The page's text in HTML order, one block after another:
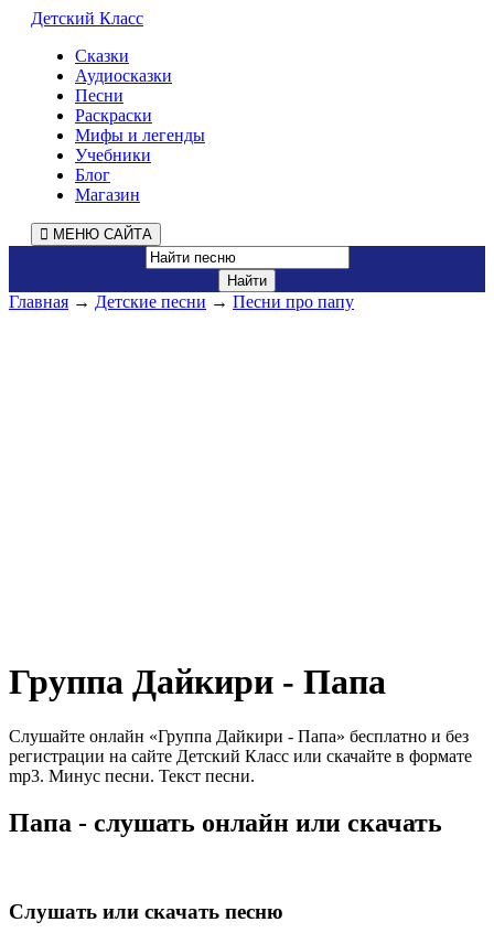
Детский Класс
Сказки
Аудиосказки
Песни
Раскраски
Мифы и легенды
Учебники
Блог
Магазин
МЕНЮ САЙТА
Главная → Детские песни → Песни про папу
Группа Дайкири - Папа
Слушайте онлайн «Группа Дайкири - Папа» бесплатно и без
регистрации на сайте Детский Класс или скачайте в формате
mp3. Минус песни. Текст песни.
Папа - слушать онлайн или скачать
Слушать или скачать песню